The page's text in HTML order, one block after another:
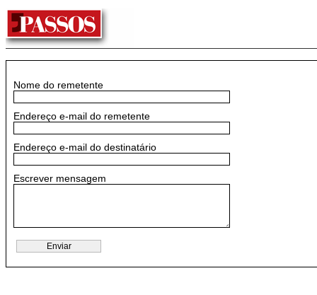
Nome do remetente
Endereço e-mail do remetente
Endereço e-mail do destinatário
Escrever mensagem